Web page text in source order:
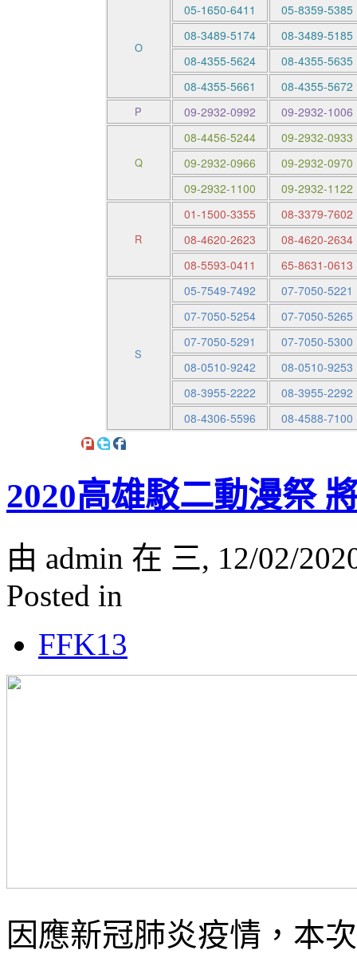
O
05-1650-6411
05-8359-5385
08-3489-5174
08-3489-5185
08-4355-5624
08-4355-5635
08-4355-5661
08-4355-5672
P 09-2932-0992 09-2932-1006
Q
08-4456-5244
09-2932-0933
09-2932-0966
09-2932-0970
09-2932-1100
09-2932-1122
R
01-1500-3355
08-3379-7602
08-4620-2623
08-4620-2634
08-5593-0411
65-8631-0613
S
05-7549-7492
07-7050-5221
07-7050-5254
07-7050-5265
07-7050-5291
07-7050-5300
08-0510-9242
08-0510-9253
08-3955-2222
08-3955-2292
08-4306-5596
08-4588-7100
2020高雄駁二動漫祭
由 admin 在 三, 12/02/
Posted in
FFK13
因應新冠肺炎疫情，本